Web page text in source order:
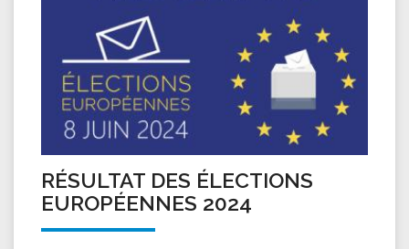
RÉSULTAT DES ÉLECTIONS
EUROPÉENNES 2024